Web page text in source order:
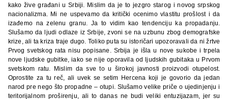
kako žive građani u Srbiji. Mislim da je to jezgro starog i novog srpskog
nacionalizma. Mi ne uspevamo da kritički ocenimo vlastitu prošlost i da
izađemo na zelenu granu. Ja to vidim kao tendenciju ka propadanju.
Slušamo da ljudi odlaze iz Srbije, zvoni se na uzbunu zbog demografske
krize, ali ta kriza traje dugo. Toliko puta su istoričari upozoravali da ni žrtve
Prvog svetskog rata nisu popisane. Srbija je išla u nove sukobe i trpela
nove ljudske gubitke, iako se nije oporavila od ljudskih gubitaka u Prvom
svetskom ratu. Mislim da sve to u širokoj javnosti proizvodi otupelost.
Oprostite za tu reč, ali uvek se setim Hercena koji je govorio da jedan
narod pre nego što propadne – otupi. Slušamo velike priče o ujedinjenju i
teritorijalnom proširenju, ali to danas ne budi veliki entuzijazam, jer su